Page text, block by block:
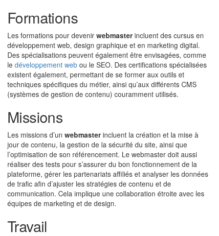
Formations
Les formations pour devenir webmasterincluent des cursus en
développement web, design graphique et en marketing digital.
Des spécialisations peuvent également être envisagées, comme
le développement web ou le SEO. Des certifications spécialisées
existent également, permettant de se former aux outils et
techniques spécifiques du métier, ainsi qu’aux différents CMS
(systèmes de gestion de contenu) couramment utilisés.
Missions
Les missions d’un webmasterincluent la création et la mise à
jour de contenu, la gestion de la sécurité du site, ainsi que
l’optimisation de son référencement. Le webmaster doit aussi
réaliser des tests pour s’assurer du bon fonctionnement de la
plateforme, gérer les partenariats affiliés et analyser les données
de trafic afin d’ajuster les stratégies de contenu et de
communication. Cela implique une collaboration étroite avec les
équipes de marketing et de design.
Travail